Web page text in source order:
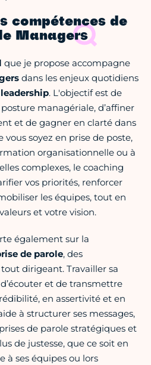
compétences de
Managers
que je propose accompagne
dans les enjeux quotidiens
leadership. L'objectif est de
managériale, d’affiner
et de gagner en clarté dans
vous soyez en prise de poste,
organisationnelle ou à
complexes, le coaching
vos priorités, renforcer
les équipes, tout en
et votre vision.
également sur la
de parole, des
dirigeant. Travailler sa
et de transmettre
en assertivité et en
à structurer ses messages,
de parole stratégiques et
de justesse, que ce soit en
à ses équipes ou lors